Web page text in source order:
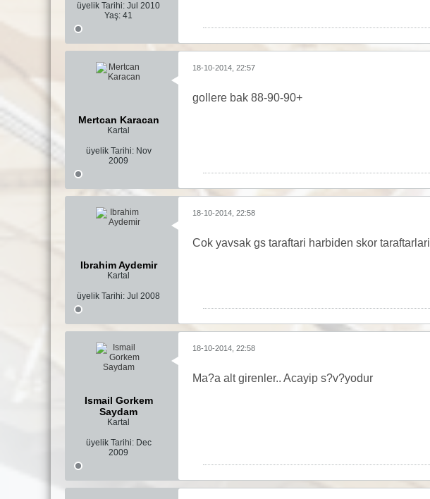
üyelik Tarihi: Jul 2010
Yaş: 41
Mertcan Karacan
Kartal
üyelik Tarihi: Nov
2009
18-10-2014, 22:57
gollere bak 88-90-90+
Ibrahim Aydemir
Kartal
üyelik Tarihi: Jul 2008
18-10-2014, 22:58
Cok yavsak gs taraftari harbiden skor taraftarlari
Ismail Gorkem
Saydam
Kartal
üyelik Tarihi: Dec
2009
18-10-2014, 22:58
Ma?a alt girenler.. Acayip s?v?yodur